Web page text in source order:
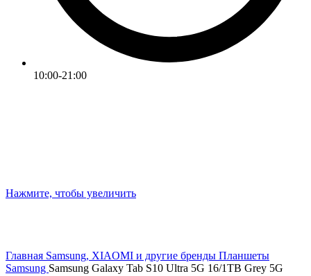
10:00-21:00
Нажмите, чтобы увеличить
Главная Samsung, XIAOMI и другие бренды Планшеты
Samsung Samsung Galaxy Tab S10 Ultra 5G 16/1TB Grey 5G